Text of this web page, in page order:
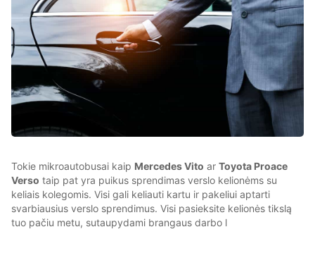
Tokie mikroautobusai kaip Mercedes Vito ar Toyota Proace
Verso taip pat yra puikus sprendimas verslo kelionėms su
keliais kolegomis. Visi gali keliauti kartu ir pakeliui aptarti
svarbiausius verslo sprendimus. Visi pasieksite kelionės tikslą
tuo pačiu metu, sutaupydami brangaus darbo l